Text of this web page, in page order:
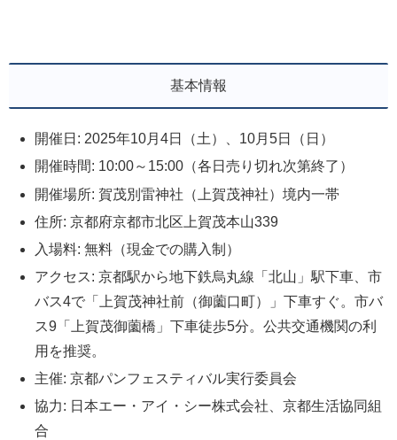
基本情報
開催日: 2025年10月4日（土）、10月5日（日）
開催時間: 10:00～15:00（各日売り切れ次第終了）
開催場所: 賀茂別雷神社（上賀茂神社）境内一帯
住所: 京都府京都市北区上賀茂本山339
入場料: 無料（現金での購入制）
アクセス: 京都駅から地下鉄烏丸線「北山」駅下車、市
バス4で「上賀茂神社前（御薗口町）」下車すぐ。市バ
ス9「上賀茂御薗橋」下車徒歩5分。公共交通機関の利
用を推奨。
主催: 京都パンフェスティバル実行委員会
協力: 日本エー・アイ・シー株式会社、京都生活協同組
合